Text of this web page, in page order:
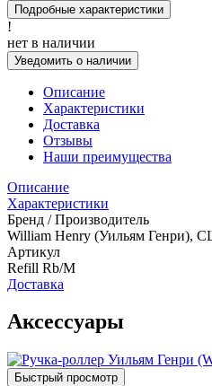
Подробные характеристики
!
нет в наличии
Уведомить о наличии
Описание
Характеристики
Доставка
Отзывы
Наши преимущества
Описание
Характеристики
Бренд / Производитель
William Henry (Уильям Генри),
Артикул
Refill Rb/M
Доставка
Аксессуары
Быстрый просмотр